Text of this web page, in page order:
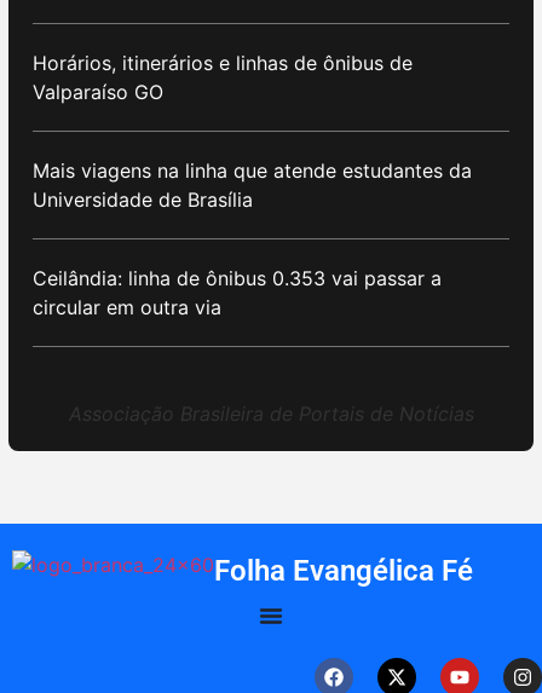
Horários, itinerários e linhas de ônibus de
Valparaíso GO
Mais viagens na linha que atende estudantes da
Universidade de Brasília
Ceilândia: linha de ônibus 0.353 vai passar a
circular em outra via
Associação Brasileira de Portais de Notícias
Folha Evangélica Fé